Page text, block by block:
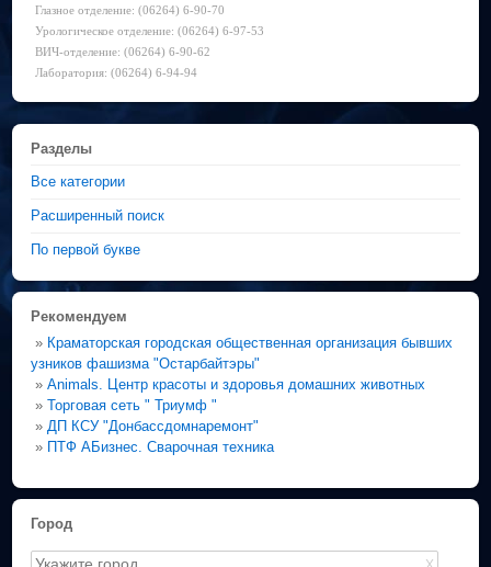
Глазное отделение: (06264) 6-90-70
Урологическое отделение: (06264) 6-97-53
ВИЧ-отделение: (06264) 6-90-62
Лаборатория: (06264) 6-94-94
Разделы
Все категории
Расширенный поиск
По первой букве
Рекомендуем
» Краматорская городская общественная организация бывших
узников фашизма "Остарбайтэры"
»Animals. Центр красоты и здоровья домашних животных
»Торговая сеть " Триумф "
» ДП КСУ "Донбассдомнаремонт"
» ПТФ АБизнес. Сварочная техника
Город